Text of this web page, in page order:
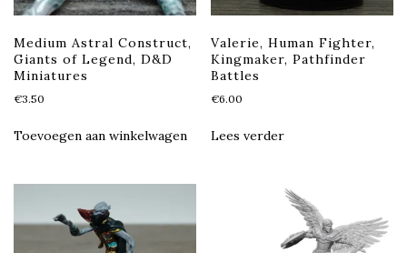
Medium Astral Construct,
Giants of Legend, D&D
Miniatures
€3.50
Toevoegen aan winkelwagen
Valerie, Human Fighter,
Kingmaker, Pathfinder
Battles
€6.00
Lees verder